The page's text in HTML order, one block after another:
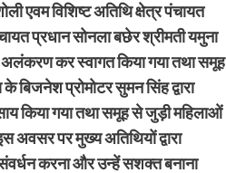
एवम विशिष्ट अतिथि क्षेत्र पंचायत
प्रधान सोनला बछेर श्रीमती यमुना
अलंकरण कर स्वागत किया गया तथा समूह
बिजनेश प्रोमोटर सुमन सिंह द्वारा
किया गया तथा समूह से जुड़ी महिलाओं
अवसर पर मुख्य अतिथियों द्वारा
करना और उन्हें सशक्त बनाना